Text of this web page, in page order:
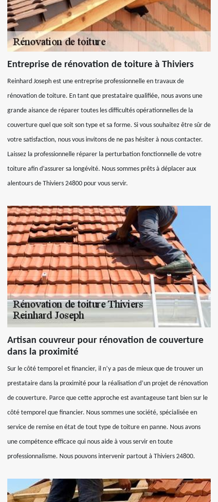
Entreprise de rénovation de toiture à Thiviers
Reinhard Joseph est une entreprise professionnelle en travaux de
rénovation de toiture. En tant que prestataire qualifiée, nous avons une
grande aisance de réparer toutes les difficultés opérationnelles de la
couverture quel que soit son type et sa forme. Si vous souhaitez être sûr de
votre satisfaction, nous vous invitons de ne pas hésiter à nous contacter.
Laissez la professionnelle réparer la perturbation fonctionnelle de votre
toiture afin d’assurer sa longévité. Nous sommes prêts à déplacer aux
alentours de Thiviers 24800 pour vous servir.
Artisan couvreur pour rénovation de couverture
dans la proximité
Sur le côté temporel et financier, il n’y a pas de mieux que de trouver un
prestataire dans la proximité pour la réalisation d’un projet de rénovation
de couverture. Parce que cette approche est avantageuse tant bien sur le
côté temporel que financier. Nous sommes une société, spécialisée en
service de remise en état de tout type de toiture en panne. Nous avons
une compétence efficace qui nous aide à vous servir en toute
professionnalisme. Nous pouvons intervenir partout à Thiviers 24800.